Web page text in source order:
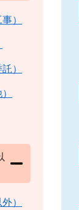
）
）
）